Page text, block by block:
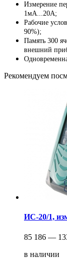
Измерение
1мА...20А;
Рабочие
90%);
Память 300
внешний
Рекомендуем
ИС-20/1,
85 186 —
в наличии